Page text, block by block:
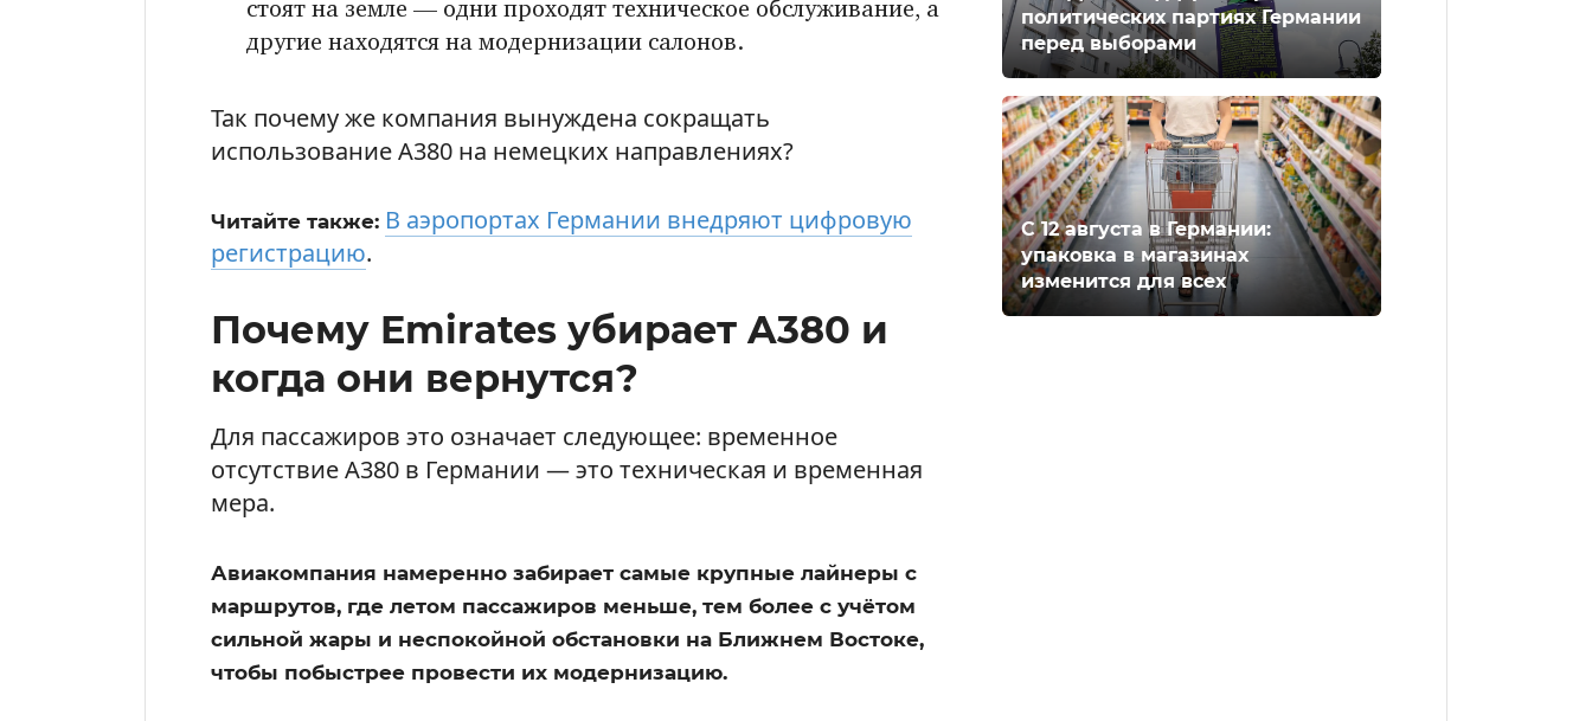
стоят на земле — одни проходят техническое обслуживание, а
другие находятся на модернизации салонов.
Так почему же компания вынуждена сокращать
использование A380 на немецких направлениях?
Читайте также: В аэропортах Германии внедряют цифровую
регистрацию.
Почему Emirates убирает A380 и
когда они вернутся?
Для пассажиров это означает следующее: временное
отсутствие A380 в Германии — это техническая и временная
мера.
Авиакомпания намеренно забирает самые крупные лайнеры с
маршрутов, где летом пассажиров меньше, тем более с учётом
сильной жары и неспокойной обстановки на Ближнем Востоке,
чтобы побыстрее провести их модернизацию.
политических партиях Германии
перед выборами
С 12 августа в Германии:
упаковка в магазинах
изменится для всех